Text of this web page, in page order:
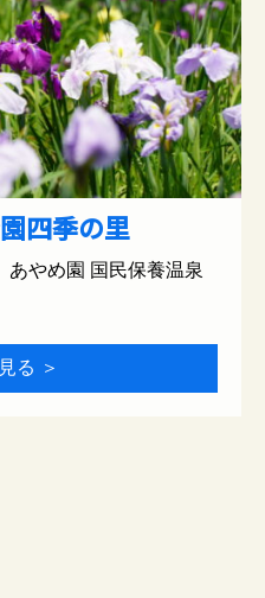
四季の里
あやめ園 国民保養温泉
る ＞